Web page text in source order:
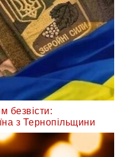
безвісти:
з Тернопільщини